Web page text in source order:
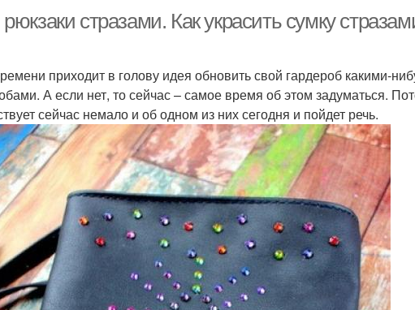
стразами. Как украсить сумку
приходит в голову идея обновить свой гардероб какими-
А если нет, то сейчас – самое время об этом задуматься.
сейчас немало и об одном из них сегодня и пойдет речь.